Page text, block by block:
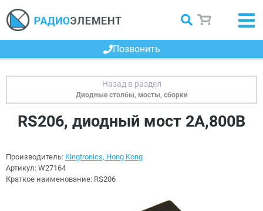
Позвонить
Диодные столбы, мосты, сборки
RS206, диодный мост 2А,800В
Производитель: Kingtronics, Hong Kong
Артикул: W27164
Краткое наименование: RS206